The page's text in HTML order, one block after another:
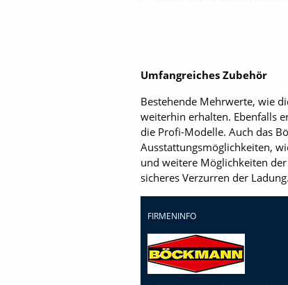
Umfangreiches Zubehör
Bestehende Mehrwerte, wie
weiterhin erhalten. Ebenfalls
die Profi-Modelle. Auch das
Ausstattungsmöglichkeiten,
und weitere Möglichkeiten
sicheres Verzurren der
FIRMENINFO